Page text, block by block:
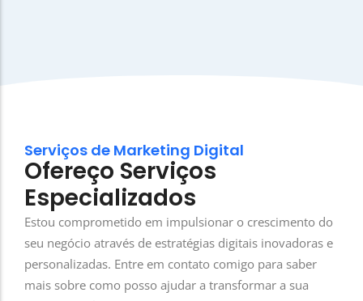
Serviços de Marketing Digital
Ofereço Serviços
Especializados
Estou comprometido em impulsionar o crescimento do
seu negócio através de estratégias digitais inovadoras e
personalizadas. Entre em contato comigo para saber
mais sobre como posso ajudar a transformar a sua